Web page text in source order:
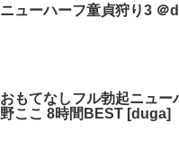
ニューハーフ童貞狩り3 ＠
おもてなしフル勃起ニュー
野ここ 8時間BEST [duga]